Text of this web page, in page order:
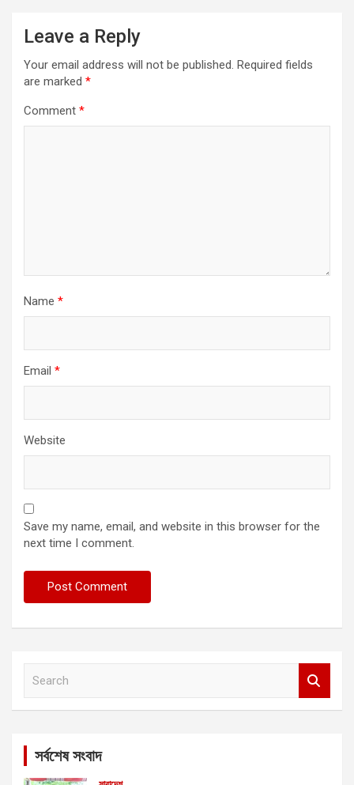
Leave a Reply
Your email address will not be published. Required fields
are marked *
Comment *
Name *
Email *
Website
Save my name, email, and website in this browser for the
next time I comment.
সর্বশেষ সংবাদ